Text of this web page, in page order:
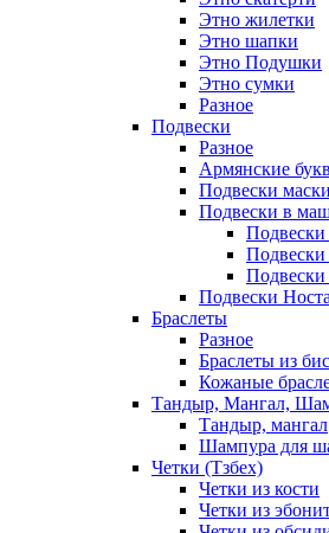
Этно жилетки
Этно шапки
Этно Подушки
Этно сумки
Разное
Подвески
Разное
Армянские
Подвески маски
Подвески в
Подвески
Подвески
Подвески
Подвески
Браслеты
Разное
Браслеты из
Кожаные
Тандыр, Мангал,
Тандыр, мангал
Шампура для
Четки (Тзбех)
Четки из кости
Четки из